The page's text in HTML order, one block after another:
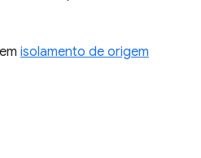
isolamento de origem